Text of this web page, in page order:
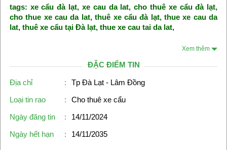
tags: xe cẩu đà lạt, xe cau da lat,cho thuê xe cẩu đà lạt,
cho thue xe cau da lat,thuê xe cẩu đà lạt,thue xe cau da
lat, thuê xe cẩu tại Đà lạt, thue xe cau tai da lat,
Xem thêm
ĐẶC ĐIỂM TIN
Địa chỉ :
Tp Đà Lạt - Lâm Đồng
Loại tin rao
:
Cho thuê xe cẩu
Ngày đăng tin
:
14/11/2024
Ngày hết hạn
: 14/11/2035